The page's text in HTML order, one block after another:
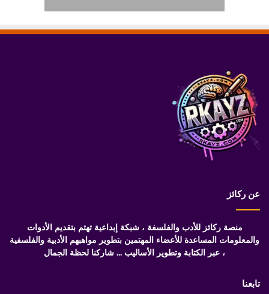
عن ركائز
منصة ركائز للأدب والفلسفة ، شبكة إبداعية تهتم بتقديم الأدوات
والمعلومات المساعدة للأعضاء المهتمين بتطوير مواهبهم الأدبية والفلسفية
، عبر الكتابة وتطوير الأساليب ... شاركنا لحظة الجمال
تابعنا